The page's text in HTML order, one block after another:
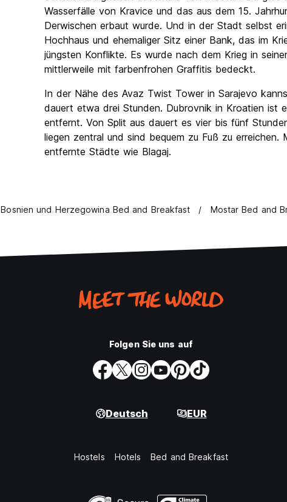
Wasserfälle von Kravice und das aus dem 15.
Derwischen erbaut wurde. Und in der Stadt selbst
Hochhaus und ehemaliger Sitz einer Bank, das im
jüngsten Konflikte. Es wurde nach dem Krieg in
mittlerweile mit farbenfrohen Graffitis bedeckt.
In der Nähe des Avaz Twist Tower in Sarajevo
dauert etwa drei Stunden. Dubrovnik in Kroatien ist
entfernt. Von Split aus dauert es vier bis fünf
liegen zentral und sind bequem zu Fuß zu
entfernte Städte wie Blagaj.
Bosnien und Herzegowina Bed and Breakfast Mostar Bed and
Folgen Sie uns auf
Deutsch EUR
Hostels Hotels Bed and Breakfast